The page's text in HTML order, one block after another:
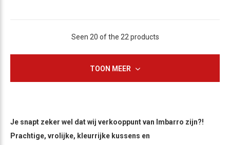
Seen 20 of the 22 products
TOON MEER
Je snapt zeker wel dat wij verkooppunt van Imbarro zijn?!
Prachtige, vrolijke, kleurrijke kussens en